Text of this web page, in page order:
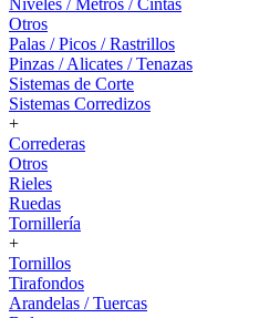
Niveles / Metros / Cintas
Otros
Palas / Picos / Rastrillos
Pinzas / Alicates / Tenazas
Sistemas de Corte
Sistemas Corredizos
+
Correderas
Otros
Rieles
Ruedas
Tornillería
+
Tornillos
Tirafondos
Arandelas / Tuercas